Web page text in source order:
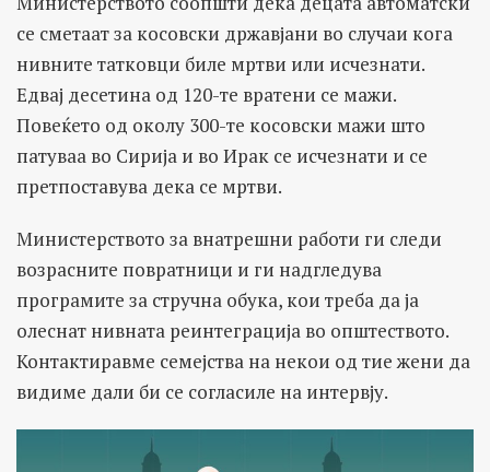
се сметаат за косовски државјани во случаи кога
нивните татковци биле мртви или исчезнати.
Едвај десетина од 120-те вратени се мажи.
Повеќето од околу 300-те косовски мажи што
патуваа во Сирија и во Ирак се исчезнати и се
претпоставува дека се мртви.
Министерството за внатрешни работи ги следи
возрасните повратници и ги надгледува
програмите за стручна обука, кои треба да ја
олеснат нивната реинтеграција во општеството.
Контактиравме семејства на некои од тие жени да
видиме дали би се согласиле на интервју.